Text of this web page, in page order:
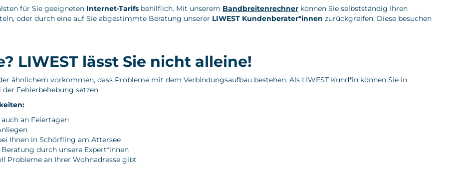
für Sie geeigneten Internet-Tarifs behilflich. Mit unserem Bandbreitenrechner können Sie selbstständig Ihren
oder durch eine auf Sie abgestimmte Beratung unserer LIWEST Kundenberater*innen zurückgreifen. Diese besuchen
LIWEST lässt Sie nicht alleine!
ähnlichem vorkommen, dass Probleme mit dem Verbindungsaufbau bestehen. Als LIWEST Kund*in können Sie in
Fehlerbehebung setzen.
an Feiertagen
Ihnen in Schörfling am Attersee
durch unsere Expert*innen
Probleme an Ihrer Wohnadresse gibt